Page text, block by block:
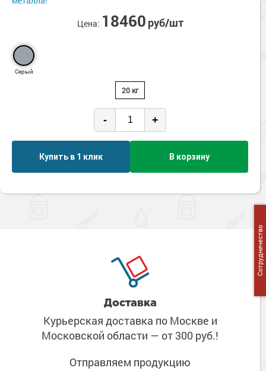
Сопутствующие товары
Морозостойкие краски для фасада
Сопутствующие товары
Цена: 18460 руб/шт
Серый
20 кг
- +
Купить в 1 клик В корзину
Доставка
Курьерская доставка по Москве и
Московской области — от 300 руб.!
Отправляем продукцию
Сотрудничество